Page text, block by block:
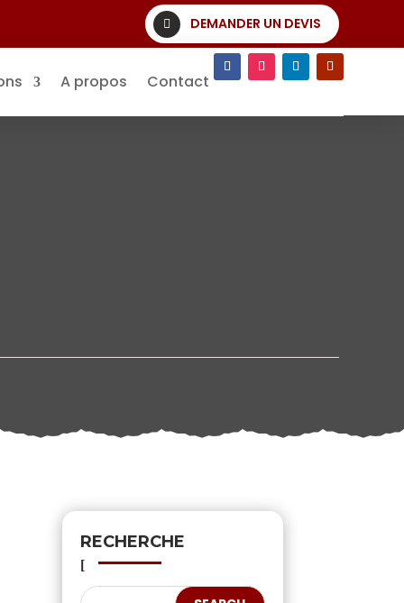
DEMANDER UN DEVIS
A propos Contact
RECHERCHE